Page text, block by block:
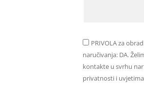
PRIVOLA za
naručivanja: DA.
kontakte u svrhu
privatnosti i